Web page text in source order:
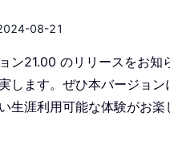
08-21
21.00 のリリースをお知
します。ぜひ本バージョ
涯利用可能な体験がお